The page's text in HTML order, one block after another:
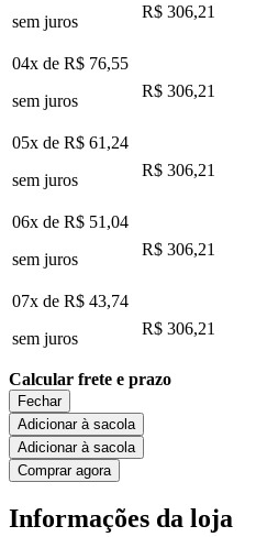
sem juros
R$ 306,21
04x de R$ 76,55
sem juros
R$ 306,21
05x de R$ 61,24
sem juros
R$ 306,21
06x de R$ 51,04
sem juros
R$ 306,21
07x de R$ 43,74
sem juros
R$ 306,21
Calcular frete e prazo
Fechar
Adicionar à sacola
Adicionar à sacola
Comprar agora
Informações da loja